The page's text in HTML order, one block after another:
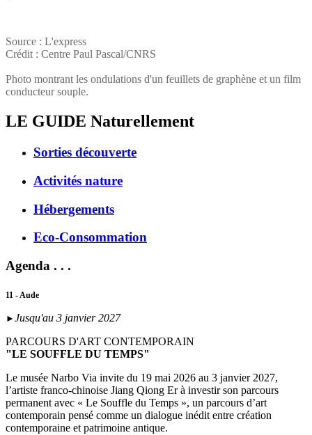
Source : L'express
Crédit : Centre Paul Pascal/CNRS
Photo montrant les ondulations d'un feuillets de graphène et un film
conducteur souple.
LE GUIDE Naturellement
Sorties découverte
Activités nature
Hébergements
Eco-Consommation
Agenda . . .
11 - Aude
► Jusqu'au 3 janvier 2027
PARCOURS D'ART CONTEMPORAIN
"LE SOUFFLE DU TEMPS"
Le musée Narbo Via invite du 19 mai 2026 au 3 janvier 2027,
l’artiste franco-chinoise Jiang Qiong Er à investir son parcours
permanent avec « Le Souffle du Temps », un parcours d’art
contemporain pensé comme un dialogue inédit entre création
contemporaine et patrimoine antique.